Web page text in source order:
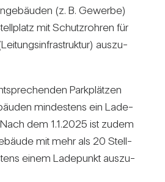
(z. B. Gewerbe)
mit Schutz­rohren für
aus­zu­
Park­plätzen
min­des­tens ein Lade­
dem 1.1.2025 ist zudem
mit mehr als 20 Stell­
einem Lade­punkt aus­zu­